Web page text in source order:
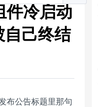
冷启动
自己终结
布公告标题里那句